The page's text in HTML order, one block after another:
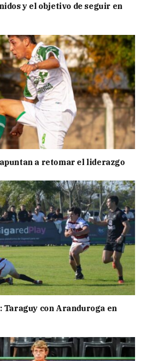
y el objetivo de seguir en
a retomar el liderazgo
Taraguy con Aranduroga en